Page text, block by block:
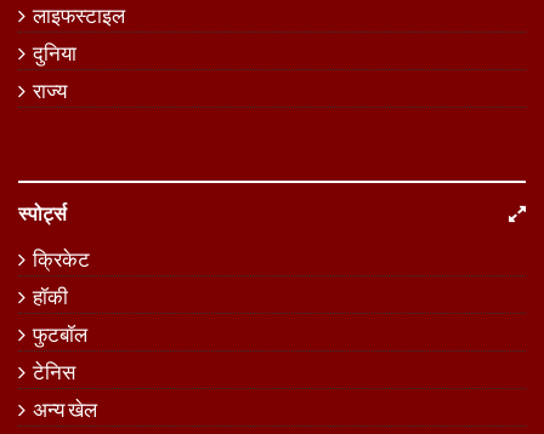
लाइफस्टाइल
दुनिया
राज्य
स्पोर्ट्स
क्रिकेट
हॉकी
फुटबॉल
टेनिस
अन्य खेल